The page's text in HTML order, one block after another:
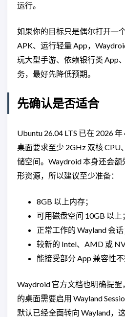
运行。
如果你的目标只是偶尔打开一
APK、运行轻量 App，
玩大型手游、依赖银行类 App
务，最好先降低预期。
先确认是否适合
Ubuntu 26.04 LTS 已在 2026
桌面要求至少 2GHz 双核 CPU
储空间。Waydroid 本身还会
形资源，所以建议至少准备：
8GB 以上内存；
可用磁盘空间 10GB 以上；
正常工作的 Wayland 会话
较新的 Intel、AMD 或
能接受部分 App 兼容性不
Waydroid 官方文档也明确提醒
的桌面需要启用 Wayland
默认已经全面转向 Wayland，